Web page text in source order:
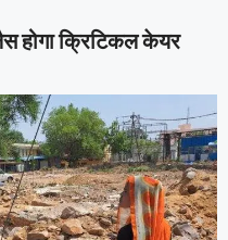
होगा क्रिटिकल केयर